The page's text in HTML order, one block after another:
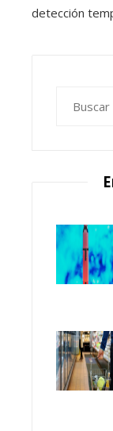
detección